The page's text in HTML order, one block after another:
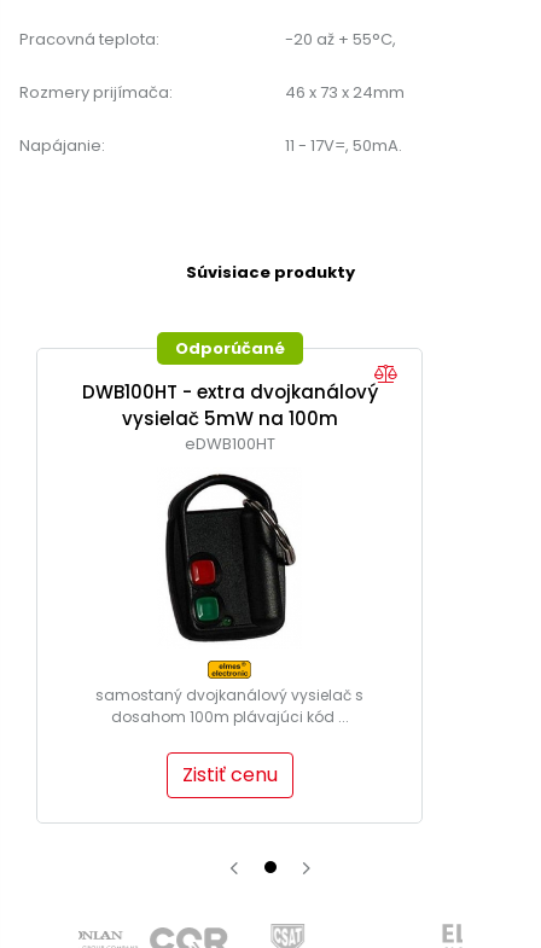
Pracovná teplota: -20 až + 55°C,
Rozmery prijímača: 46 x 73 x 24mm
Napájanie: 11 - 17V=, 50mA.
Súvisiace produkty
Odporúčané
DWB100HT - extra dvojkanálový
vysielač 5mW na 100m
eDWB100HT
samostaný dvojkanálový vysielač s
dosahom 100m plávajúci kód ...
Zistiť cenu